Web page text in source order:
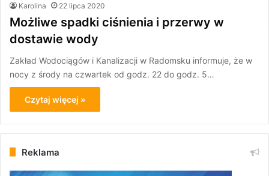
Karolina 22 lipca 2020
Możliwe spadki ciśnienia i przerwy w
dostawie wody
Zakład Wodociągów i Kanalizacji w Radomsku informuje, że w
nocy z środy na czwartek od godz. 22 do godz. 5…
Czytaj więcej »
Reklama